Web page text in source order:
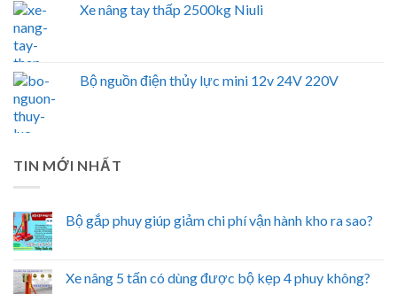
Xe nâng tay thấp 2500kg Niuli
Bộ nguồn điện thủy lực mini 12v 24V 220V
TIN MỚI NHẤT
Bộ gắp phuy giúp giảm chi phí vận hành kho ra sao?
Xe nâng 5 tấn có dùng được bộ kẹp 4 phuy không?